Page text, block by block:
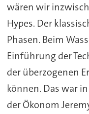
wären wir
Hypes. Der
Phasen. Beim
Einführung der
der überzogenen
können. Das war
der Ökonom